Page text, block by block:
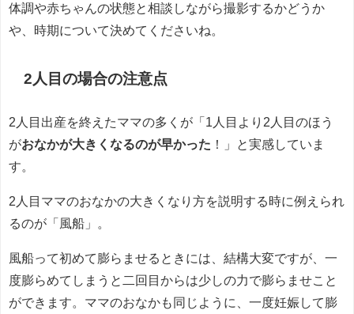
体調や赤ちゃんの状態と相談しながら撮影するかどうか
や、時期について決めてくださいね。
2人目の場合の注意点
2人目出産を終えたママの多くが「1人目より2人目のほう
がおなかが大きくなるのが早かった ！」と実感していま
す。
2人目ママのおなかの大きくなり方を説明する時に例えられ
るのが「風船」。
風船って初めて膨らませるときには、結構大変ですが、一
度膨らめてしまうと二回目からは少しの力で膨らませこと
ができます。ママのおなかも同じように、一度妊娠して膨